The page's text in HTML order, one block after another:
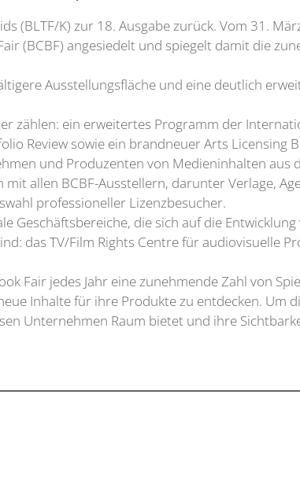
(BLTF/K) zur 18. Ausgabe zurück. Vom 31.
(BCBF) angesiedelt und spiegelt damit die
Ausstellungsfläche und eine deutlich
zählen: ein erweitertes Programm der
Review sowie ein brandneuer Arts Licensing
und Produzenten von Medieninhalten aus
allen BCBF-Ausstellern, darunter Verlage,
professioneller Lizenzbesucher.
Geschäftsbereiche, die sich auf die
das TV/Film Rights Centre für audiovisuelle
Fair jedes Jahr eine zunehmende Zahl von
Inhalte für ihre Produkte zu entdecken. Um
Unternehmen Raum bietet und ihre